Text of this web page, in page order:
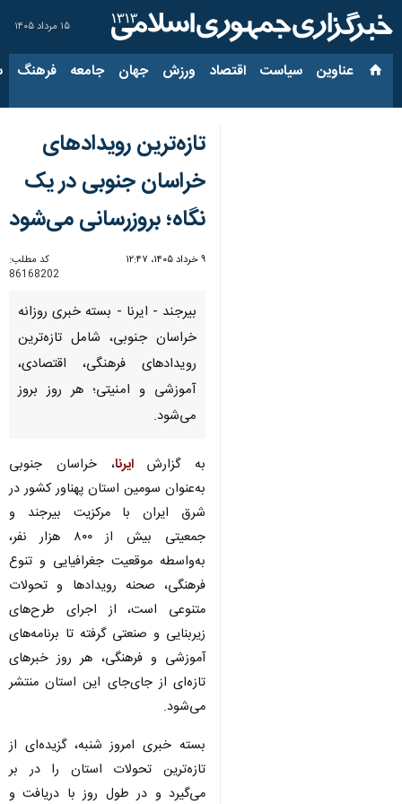
۱۵ مرداد ۱۴۰۵
عناوین‌ سیاست اقتصاد ورزش جهان جامعه فرهنگ
تازه‌ترین رویدادهای
خراسان جنوبی در یک
نگاه؛ بروزرسانی می‌شود
۹ خرداد ۱۴۰۵، ۱۲:۴۷
کد مطلب:
86168202
بیرجند - ایرنا - بسته خبری روزانه
خراسان جنوبی، شامل تازه‌ترین
رویدادهای فرهنگی، اقتصادی،
آموزشی و امنیتی؛ هر روز بروز
می‌شود.
به گزارشایرنا، خراسان جنوبی
به‌عنوان سومین استان پهناور کشور در
شرق ایران با مرکزیت بیرجند و
جمعیتی بیش از ۸۰۰ هزار نفر،
به‌واسطه موقعیت جغرافیایی و تنوع
فرهنگی، صحنه رویدادها و تحولات
متنوعی است، از اجرای طرح‌های
زیربنایی و صنعتی گرفته تا برنامه‌های
آموزشی و فرهنگی، هر روز خبرهای
تازه‌ای از جای‌جای این استان منتشر
می‌شود.
بسته خبری امروز شنبه، گزیده‌ای از
تازه‌ترین تحولات استان را در بر
می‌گیرد و در طول روز با دریافت و